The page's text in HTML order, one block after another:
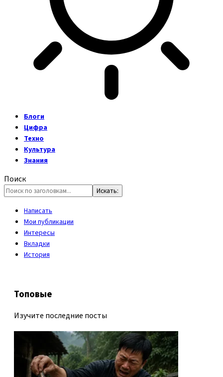
Блоги
Цифра
Техно
Культура
Знания
Поиск
Написать
Мои публикации
Интересы
Вкладки
История
Топовые
Изучите последние посты